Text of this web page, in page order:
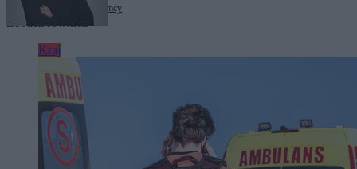
Tagi: Miłosz Motyka Niemcy
Zobacz również
Kraj